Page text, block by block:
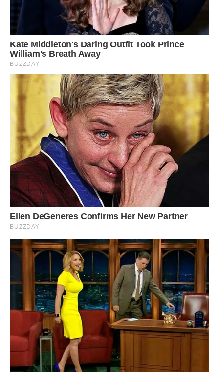
Формуємо торт!
Високу прямокутну форму для випічки кексів щедро
змащуємо маслом і вистилаємо внахлест млинцями так,
щоб їх краї звисали.
На дно форми виливаємо трохи заливки (приблизно 3
ст.л.).
Починаємо формування налисників.
На край млинця викладаємо начинку і загортаємо його
рулетиком, підгинаючи всередину краї.